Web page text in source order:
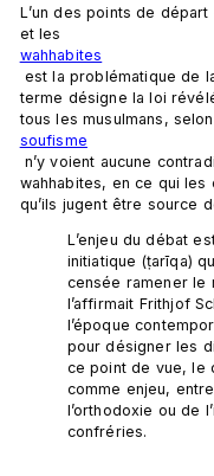
L’un des points de
et les
wahhabites
terme désigne la loi
tous les musulmans,
soufisme
wahhabites, en ce qui
L’enjeu du débat
initiatique (ṭarīqa)
censée ramener le
l’affirmait Frithjof
l’époque
pour désigner les
ce point de vue, le
comme enjeu,
l’orthodoxie ou de
confréries.